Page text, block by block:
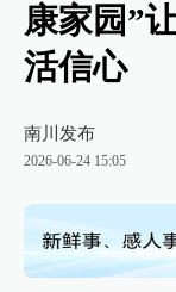
康家园”
活信心
南川发布
2026-06-24 15:05